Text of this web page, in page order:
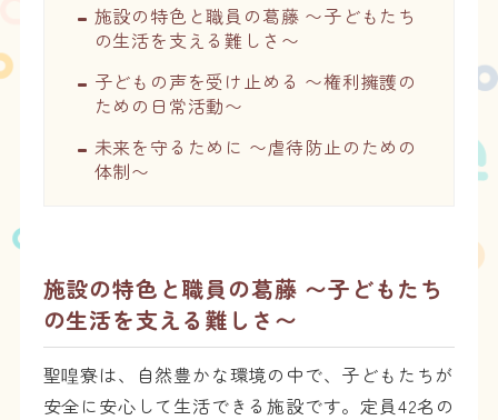
施設の特色と職員の葛藤 〜子どもたち
の生活を支える難しさ〜
子どもの声を受け止める 〜権利擁護の
ための日常活動〜
未来を守るために 〜虐待防止のための
体制〜
施設の特色と職員の葛藤 〜子どもたち
の生活を支える難しさ〜
聖喤寮は、自然豊かな環境の中で、子どもたちが
安全に安心して生活できる施設です。定員42名の